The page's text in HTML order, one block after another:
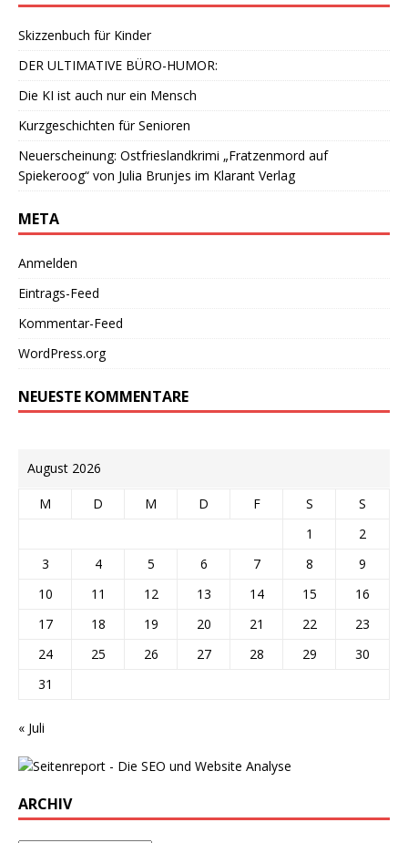
Skizzenbuch für Kinder
DER ULTIMATIVE BÜRO-HUMOR:
Die KI ist auch nur ein Mensch
Kurzgeschichten für Senioren
Neuerscheinung: Ostfrieslandkrimi „Fratzenmord auf
Spiekeroog“ von Julia Brunjes im Klarant Verlag
META
Anmelden
Eintrags-Feed
Kommentar-Feed
WordPress.org
NEUESTE KOMMENTARE
August 2026
M D M D F S
S
1
2
3
4 5 6 7 8
9
10
11 12 13 14 15
16
17
18 19 20 21 22
23
24
25 26 27 28 29
30
31
« Juli
ARCHIV